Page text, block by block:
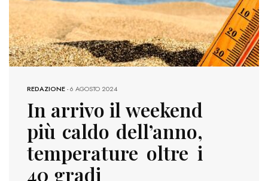
REDAZIONE-6 AGOSTO 2024
In arrivo il weekend
più caldo dell’anno,
temperature oltre i
40 gradi